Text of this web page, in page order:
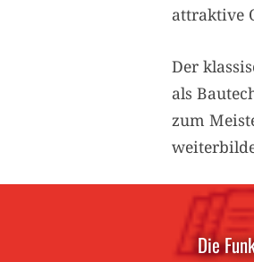
attraktive
Der
als
zum
Die